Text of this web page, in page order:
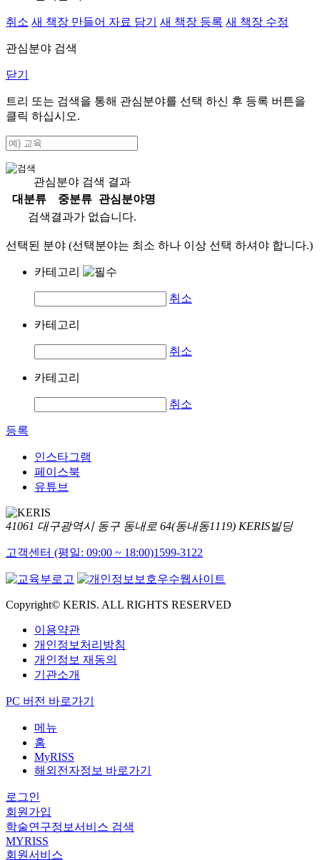
취소 새 책장 만들어 자료 담기 새 책장 등록 새 책장 수정
관심분야 검색
닫기
트리 또는 검색을 통해 관심분야를 선택 하신 후 등록 버튼을
클릭 하십시오.
관심분야 검색 결과
대분류
중분류
관심분야명
검색결과가 없습니다.
선택된 분야 (선택분야는 최소 하나 이상 선택 하셔야 합니다.)
카테고리
취소
카테고리
취소
카테고리
취소
등록
인스타그램
페이스북
유튜브
41061 대구광역시 동구 동내로 64(동내동1119) KERIS빌딩
고객센터 (평일: 09:00 ~ 18:00)1599-3122
Copyright© KERIS. ALL RIGHTS RESERVED
이용약관
개인정보처리방침
개인정보 재동의
기관소개
PC 버전 바로가기
메뉴
홈
MyRISS
해외전자정보 바로가기
로그인
회원가입
학술연구정보서비스 검색
MYRISS
회원서비스